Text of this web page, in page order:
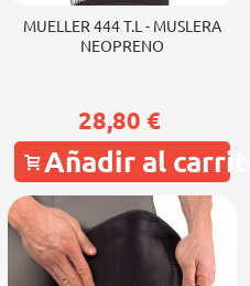
MUELLER 444 T.L - MUSLERA
NEOPRENO
28,80 €
Añadir al carrito